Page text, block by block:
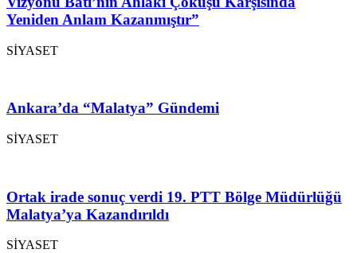
Yeniden Anlam Kazanmıştır”
SİYASET
Ankara’da “Malatya” Gündemi
SİYASET
Ortak irade sonuç verdi 19. PTT Bölge Müdürlüğü
Malatya’ya Kazandırıldı
SİYASET